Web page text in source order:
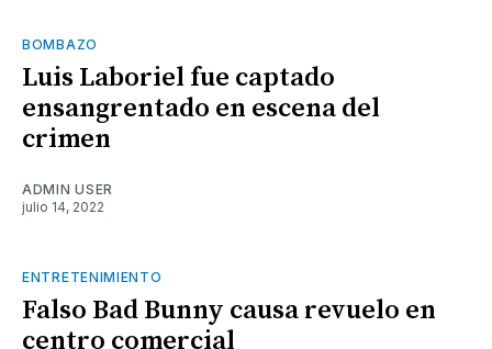
BOMBAZO
Luis Laboriel fue captado
ensangrentado en escena del
crimen
ADMIN USER
julio 14, 2022
ENTRETENIMIENTO
Falso Bad Bunny causa revuelo en
centro comercial